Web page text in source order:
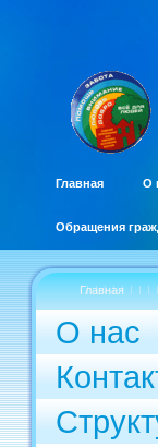
Главная О
Обращения
Главная
О нас